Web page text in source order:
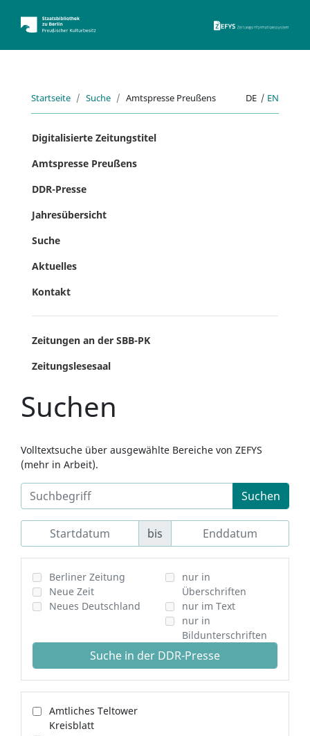
Startseite Suche Amtspresse Preußens DE | EN
Digitalisierte Zeitungstitel
Amtspresse Preußens
DDR-Presse
Jahresübersicht
Suche
Aktuelles
Kontakt
Zeitungen an der SBB-PK
Zeitungslesesaal
Suchen
Volltextsuche über ausgewählte Bereiche von ZEFYS
(mehr in Arbeit).
Suchen
bis
Berliner Zeitung
Neue Zeit
Neues Deutschland
nur in
Überschriften
nur im Text
nur in
Bildunterschriften
Suche in der DDR-Presse
Amtliches Teltower
Kreisblatt